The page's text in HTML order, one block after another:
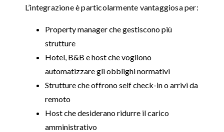
L’integrazione è particolarmente vantaggiosa per:
Property manager che gestiscono più
strutture
Hotel, B&B e host che vogliono
automatizzare gli obblighi normativi
Strutture che offrono self check-in o arrivi da
remoto
Host che desiderano ridurre il carico
amministrativo